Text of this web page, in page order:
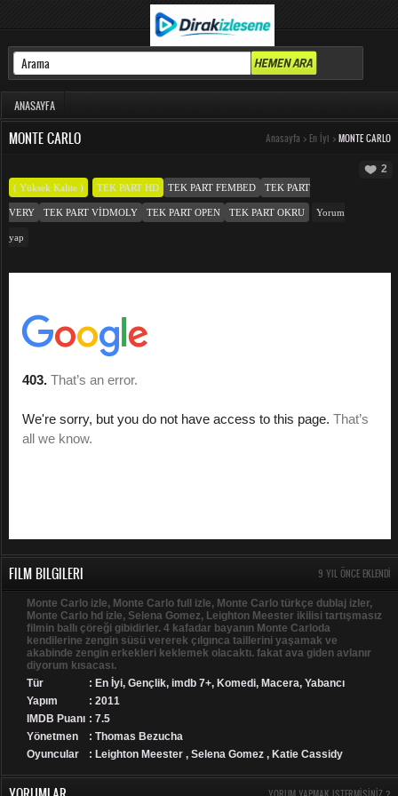
ANASAYFA
MONTE CARLO Anasayfa > En İyi > MONTE CARLO
2
( Yüksek Kalite ) TEK PART HD TEK PART FEMBED TEK PART
VERY TEK PART VIDMOLY TEK PART OPEN TEK PART OKRU Yorum
yap
FILM BILGILERI 9 YIL ÖNCE EKLENDI
Monte Carlo izle, Monte Carlo full izle, Monte Carlo türkçe dublaj izler,
Monte Carlo hd izle, Selena Gomez, Leighton Meester ikilisi tartışmasız
filmin ballı çöreği gibidirler. 4 kafadar bayanın Monte Carloda
kendilerine zengin süsü vererek çılgınca taillerini yaşamak ve
akabinde zengin erkekleri keklemek olacaktı. fakat ava giden avlanır
diyorum kısacası.
Tür
: En İyi, Gençlik, imdb 7+, Komedi, Macera, Yabancı
Yapım
: 2011
IMDB Puanı : 7.5
Yönetmen
: Thomas Bezucha
Oyuncular
: Leighton Meester , Selena Gomez , Katie Cassidy